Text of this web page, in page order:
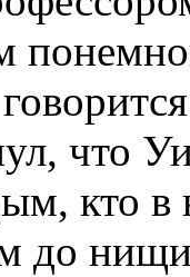
что
кто
до